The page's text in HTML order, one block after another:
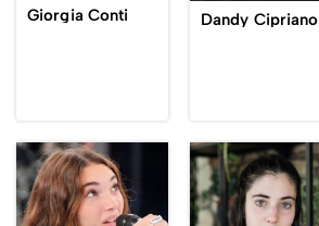
Giorgia Conti Dandy Cipriano